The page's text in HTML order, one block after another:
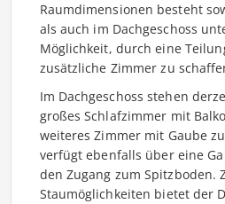
Raumdimensionen besteht
als auch im Dachgeschoss
Möglichkeit, durch eine
zusätzliche Zimmer zu
Im Dachgeschoss stehen
großes Schlafzimmer mit
weiteres Zimmer mit Gaube
verfügt ebenfalls über eine
den Zugang zum Spitzboden.
Staumöglichkeiten bietet der